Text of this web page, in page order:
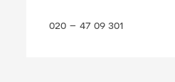
020 – 47 09 301